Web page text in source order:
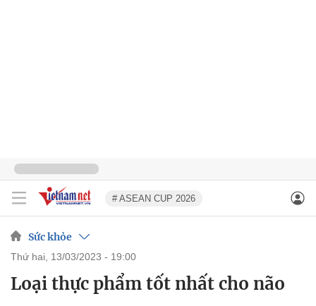
# ASEAN CUP 2026
Sức khỏe
thứ hai, 13/03/2023 - 19:00
Loại thực phẩm tốt nhất cho não